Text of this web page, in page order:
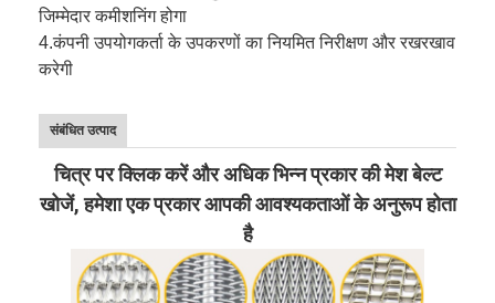
जिम्मेदार कमीशनिंग होगा
4.कंपनी उपयोगकर्ता के उपकरणों का नियमित निरीक्षण और रखरखाव
करेगी
संबंधित उत्पाद
चित्र पर क्लिक करें और अधिक भिन्न प्रकार की मेश बेल्ट
खोजें, हमेशा एक प्रकार आपकी आवश्यकताओं के अनुरूप होता
है